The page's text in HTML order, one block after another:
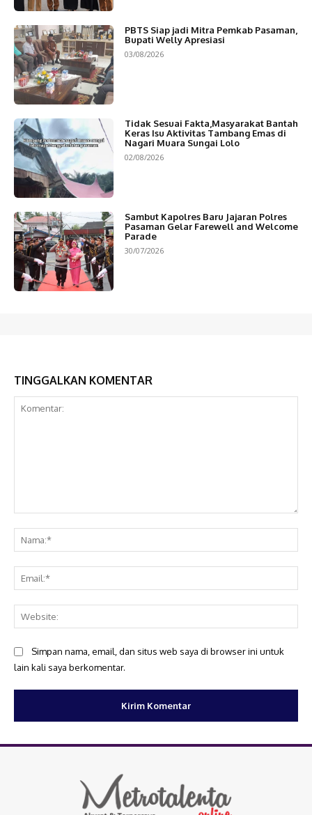
PBTS Siap jadi Mitra Pemkab Pasaman,
Bupati Welly Apresiasi
03/08/2026
Tidak Sesuai Fakta,Masyarakat Bantah
Keras Isu Aktivitas Tambang Emas di
Nagari Muara Sungai Lolo
02/08/2026
Sambut Kapolres Baru Jajaran Polres
Pasaman Gelar Farewell and Welcome
Parade
30/07/2026
TINGGALKAN KOMENTAR
Simpan nama, email, dan situs web saya di browser ini untuk
lain kali saya berkomentar.